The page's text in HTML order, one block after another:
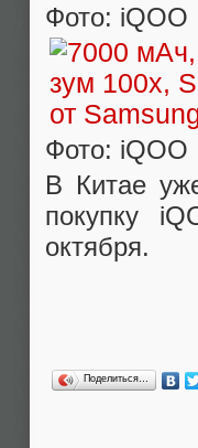
Фото: iQOO
Фото: iQOO
В Китае
покупку
октября.
Поделиться…